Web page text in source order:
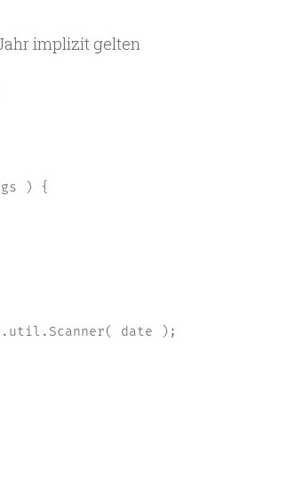
implizit gelten
) {
date );